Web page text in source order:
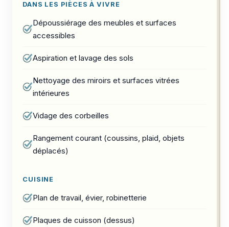
DANS LES PIÈCES À VIVRE
Dépoussiérage des meubles et surfaces
accessibles
Aspiration et lavage des sols
Nettoyage des miroirs et surfaces vitrées
intérieures
Vidage des corbeilles
Rangement courant (coussins, plaid, objets
déplacés)
CUISINE
Plan de travail, évier, robinetterie
Plaques de cuisson (dessus)